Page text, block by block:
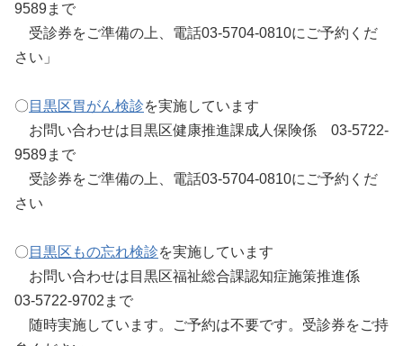
9589まで
受診券をご準備の上、電話03-5704-0810にご予約くだ
さい」
〇 目黒区胃がん検診を実施しています
お問い合わせは目黒区健康推進課成人保険係 03-5722-
9589まで
受診券をご準備の上、電話03-5704-0810にご予約くだ
さい
〇 目黒区もの忘れ検診を実施しています
お問い合わせは目黒区福祉総合課認知症施策推進係
03-5722-9702まで
随時実施しています。ご予約は不要です。受診券をご持